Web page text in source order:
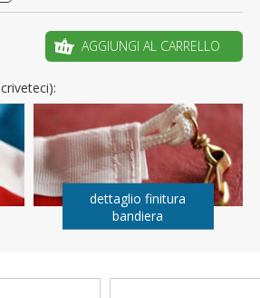
AGGIUNGI AL CARRELLO
dettaglio finitura
bandiera